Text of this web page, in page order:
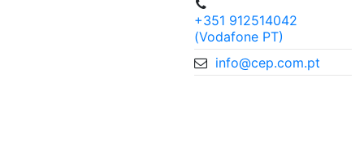
+351 912514042
(Vodafone PT)
info@cep.com.pt